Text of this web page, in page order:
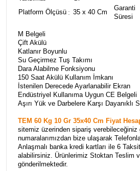
Platform Ölçüsü : 35 x 40 Cm
Garanti
Süresi
M Belgeli
Çift Akülü
Katlanır Boyunlu
Su Geçirmez Tuş Takımı
Dara Alabilme Fonksiyonu
150 Saat Akülü Kullanım İmkanı
İstenilen Derecede Ayarlanabilir Ekran
Endüstriyel Kullanıma Uygun CE Belgeli
Aşırı Yük ve Darbelere Karşı Dayanıklı
TEM 60 Kg 10 Gr 35x40 Cm Fiyat
sitemiz üzerinden sipariş verebileceğiniz
numaralarımızdan bize ulaşarak
Anlaşmalı banka kredi kartları ile 6
alabilirsiniz. Ürünlerimiz Stoktan Teslim
gönderilmektedir.